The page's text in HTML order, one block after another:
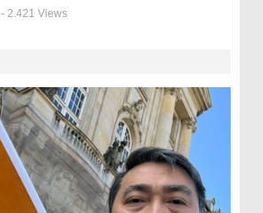
- 2.421 Views